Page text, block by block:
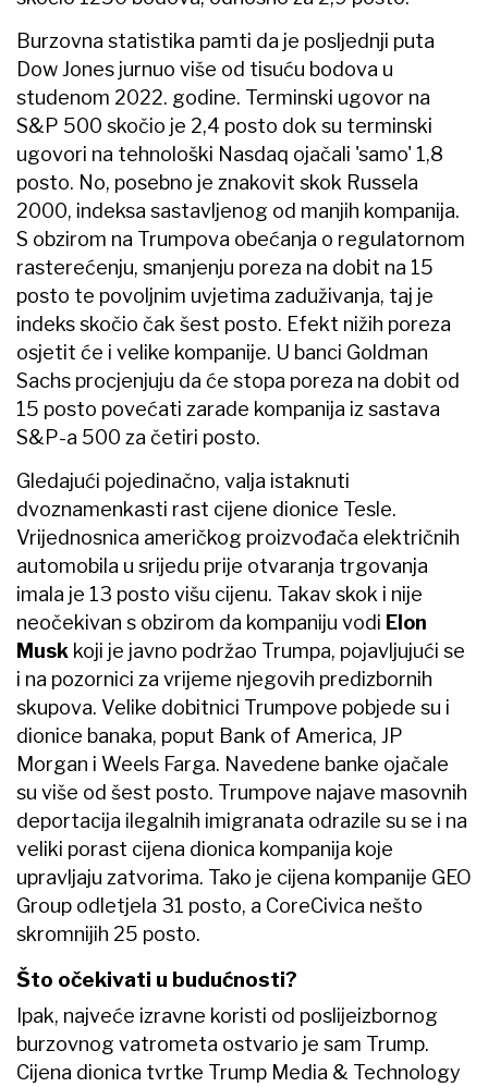
Burzovna statistika pamti da je posljednji puta
Dow Jones jurnuo više od tisuću bodova u
studenom 2022. godine. Terminski ugovor na
S&P 500 skočio je 2,4 posto dok su terminski
ugovori na tehnološki Nasdaq ojačali 'samo' 1,8
posto. No, posebno je znakovit skok Russela
2000, indeksa sastavljenog od manjih kompanija.
S obzirom na Trumpova obećanja o regulatornom
rasterećenju, smanjenju poreza na dobit na 15
posto te povoljnim uvjetima zaduživanja, taj je
indeks skočio čak šest posto. Efekt nižih poreza
osjetit će i velike kompanije. U banci Goldman
Sachs procjenjuju da će stopa poreza na dobit od
15 posto povećati zarade kompanija iz sastava
S&P-a 500 za četiri posto.
Gledajući pojedinačno, valja istaknuti
dvoznamenkasti rast cijene dionice Tesle.
Vrijednosnica američkog proizvođača električnih
automobila u srijedu prije otvaranja trgovanja
imala je 13 posto višu cijenu. Takav skok i nije
neočekivan s obzirom da kompaniju vodi Elon
Musk koji je javno podržao Trumpa, pojavljujući se
i na pozornici za vrijeme njegovih predizbornih
skupova. Velike dobitnici Trumpove pobjede su i
dionice banaka, poput Bank of America, JP
Morgan i Weels Farga. Navedene banke ojačale
su više od šest posto. Trumpove najave masovnih
deportacija ilegalnih imigranata odrazile su se i na
veliki porast cijena dionica kompanija koje
upravljaju zatvorima. Tako je cijena kompanije GEO
Group odletjela 31 posto, a CoreCivica nešto
skromnijih 25 posto.
Što očekivati u budućnosti?
Ipak, najveće izravne koristi od poslijeizbornog
burzovnog vatrometa ostvario je sam Trump.
Cijena dionica tvrtke Trump Media & Technology